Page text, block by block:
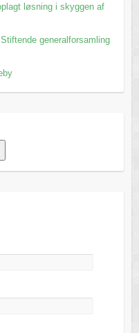
løsning i skyggen af
generalforsamling